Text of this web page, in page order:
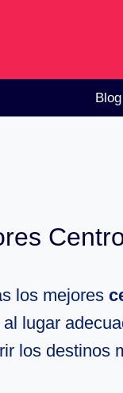
Blog
los mejores
lugar
los destinos